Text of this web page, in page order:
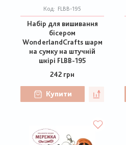
Код: FLBB-195
Набір для вишивання
бісером
WonderlandCrafts шарм
на сумку на штучній
шкірі FLBB-195
242 грн
Купити